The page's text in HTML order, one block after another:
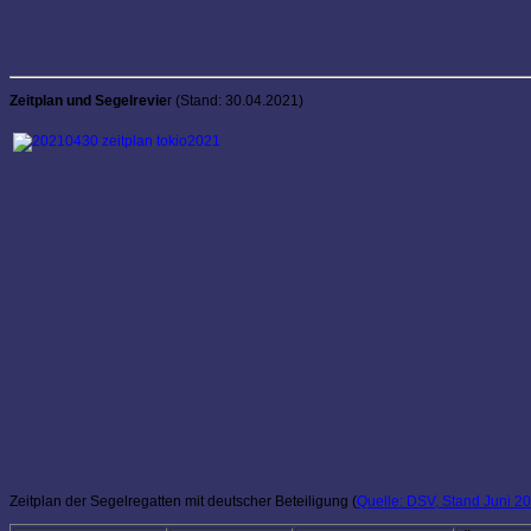
Zeitplan und Segelrevier (Stand: 30.04.2021)
Zeitplan der Segelregatten mit deutscher Beteiligung (Quelle: DSV, Stand Juni